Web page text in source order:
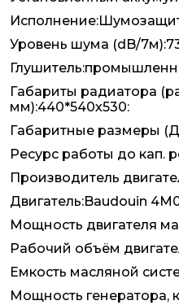
Уровень шума (dB/
Габариты радиатора
мм):440*540х530:
Габаритные размеры
Ресурс работы до кап.
Производитель
Двигатель:Baudouin
Мощность двигателя
Рабочий объём
Емкость масляной
Мощность генератора,